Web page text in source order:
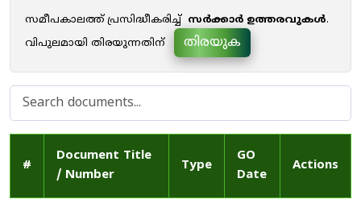
സമീപകാലത്ത് പ്രസിദ്ധീകരിച്ച് സർക്കാർ ഉത്തരവുകൾ.
വിപുലമായി തിരയുന്നതിന്
തിരയുക
#
Document Title
/ Number
Type
GO
Date
Actions